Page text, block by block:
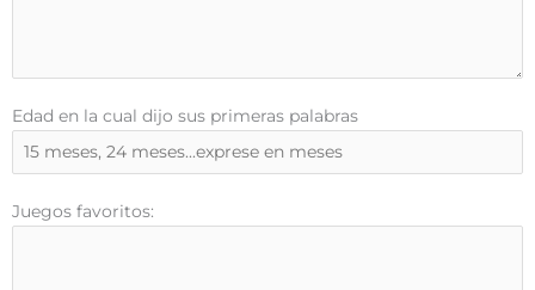
Edad en la cual dijo sus primeras palabras
Juegos favoritos: